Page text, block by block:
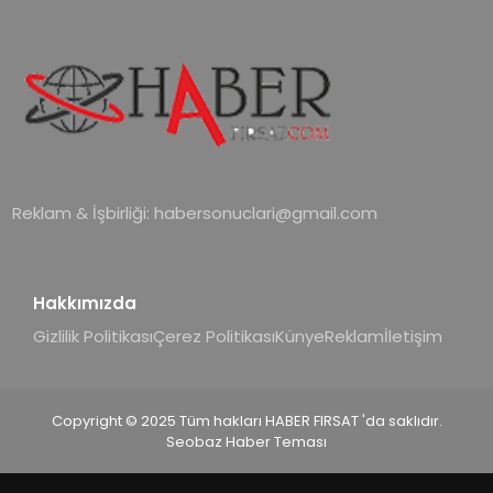
Reklam & İşbirliği: habersonuclari@gmail.com
Hakkımızda
Gizlilik PolitikasıÇerez PolitikasıKünyeReklamİletişim
Copyright © 2025 Tüm hakları HABER FIRSAT 'da saklıdır.
Seobaz Haber Teması